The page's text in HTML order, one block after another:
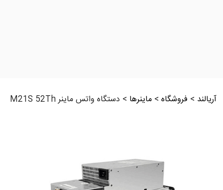
آریالند > فروشگاه >ماینرها > دستگاه واتس ماینر M21S 52Th